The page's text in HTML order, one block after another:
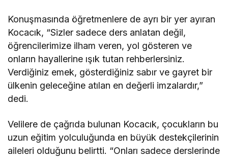
Konuşmasında öğretmenlere de ayrı bir yer ayıran
Kocacık, “Sizler sadece ders anlatan değil,
öğrencilerimize ilham veren, yol gösteren ve
onların hayallerine ışık tutan rehberlersiniz.
Verdiğiniz emek, gösterdiğiniz sabır ve gayret bir
ülkenin geleceğine atılan en değerli imzalardır,”
dedi.
Velilere de çağrıda bulunan Kocacık, çocukların bu
uzun eğitim yolculuğunda en büyük destekçilerinin
aileleri olduğunu belirtti. “Onları sadece derslerinde